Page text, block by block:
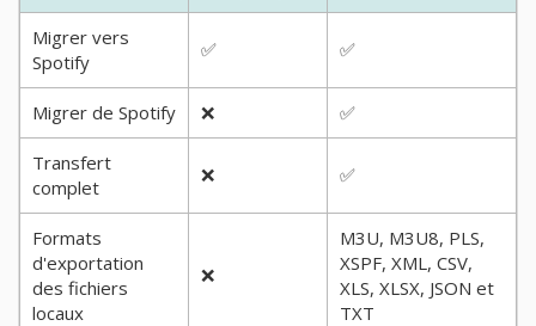
Migrer vers
Spotify
✅ ✅
Migrer de Spotify ❌ ✅
Transfert
complet
❌ ✅
Formats
d'exportation
des fichiers
locaux
❌
M3U, M3U8, PLS,
XSPF, XML, CSV,
XLS, XLSX, JSON et
TXT